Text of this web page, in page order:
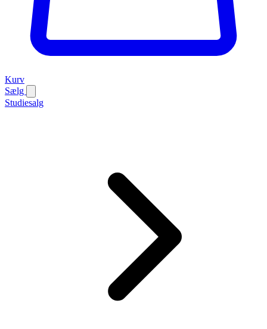
Kurv
Sælg
Studiesalg